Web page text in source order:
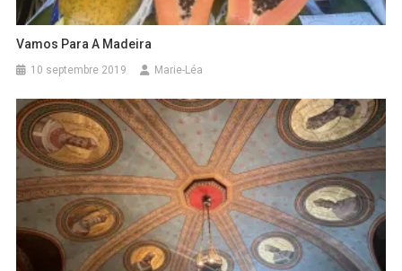
Vamos Para A Madeira
10 septembre 2019 Marie-Léa